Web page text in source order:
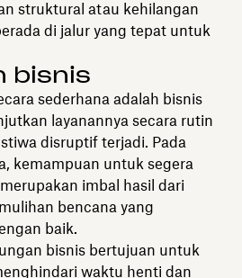
struktural atau kehilangan
di jalur yang tepat untuk
bisnis
sederhana adalah bisnis
layanannya secara rutin
disruptif terjadi. Pada
kemampuan untuk segera
imbal hasil dari
bencana yang
baik.
bisnis bertujuan untuk
waktu henti dan